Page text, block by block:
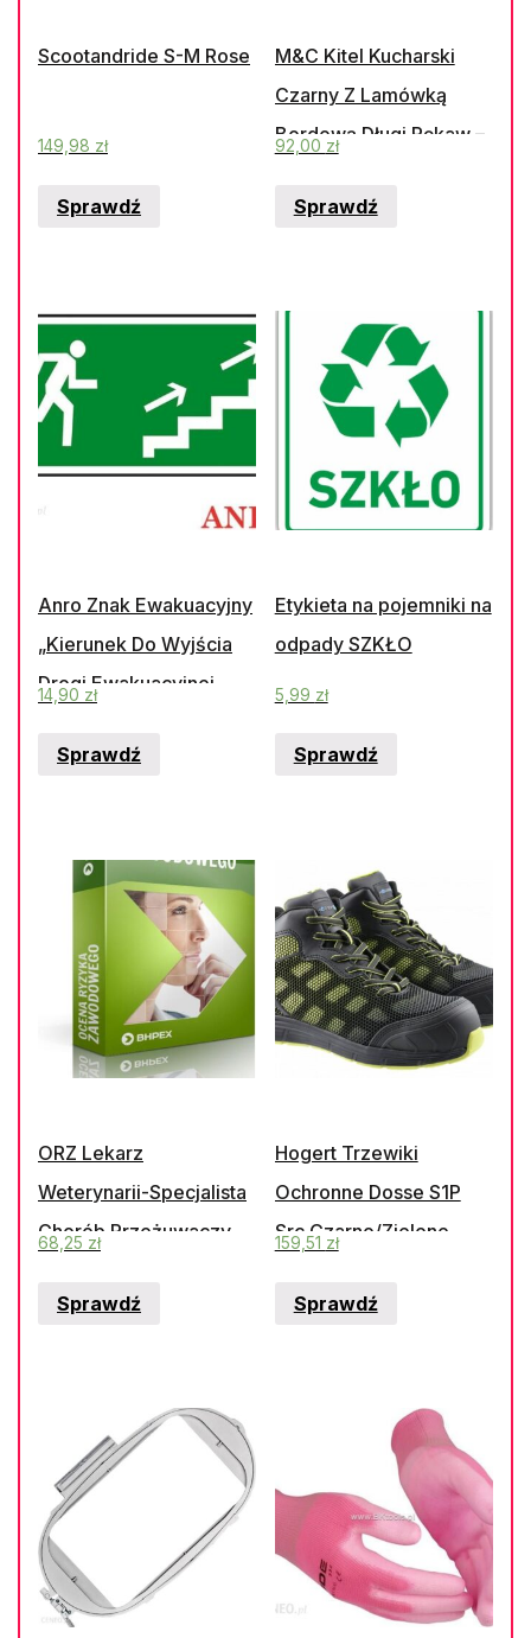
Scootandride S-M Rose
149,98 zł
Sprawdź
M&C Kitel Kucharski
Czarny Z Lamówką
Bordową Długi Rękaw –
92,00 zł
Sprawdź
Anro Znak Ewakuacyjny
„Kierunek Do Wyjścia
Drogi Ewakuacyjnej
14,90 zł
Sprawdź
Etykieta na pojemniki na
odpady SZKŁO
5,99 zł
Sprawdź
ORZ Lekarz
Weterynarii-Specjalista
Chorób Przeżuwaczy
Zawodowego Metodą
68,25 zł
Sprawdź
Hogert Trzewiki
Ochronne Dosse S1P
Src Czarno/Zielone
44(Gtv-Ht5K513-44)
159,51 zł
Sprawdź